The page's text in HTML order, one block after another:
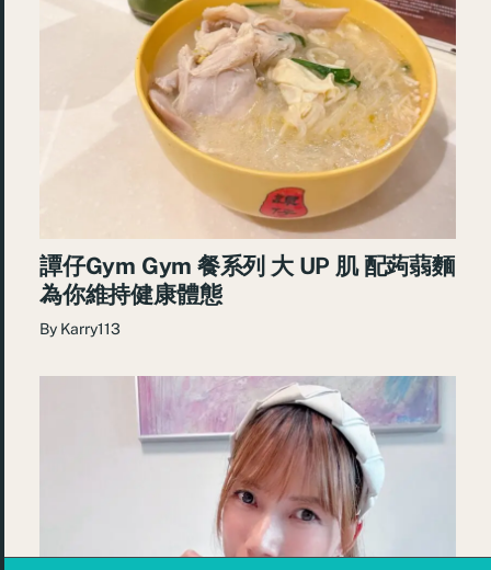
譚仔Gym Gym 餐系列 大 UP 肌 配蒟蒻麵
為你維持健康體態
By Karry113